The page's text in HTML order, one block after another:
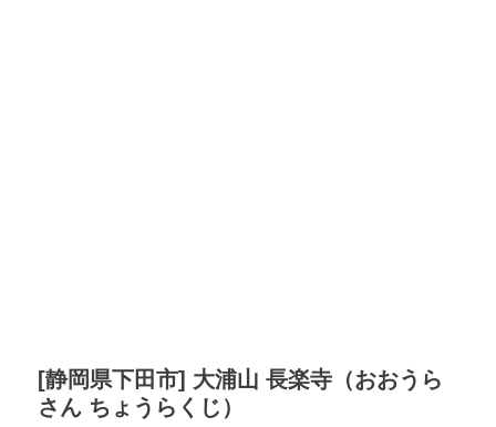
[静岡県下田市] 大浦山 長楽寺（おおうら
さん ちょうらくじ）